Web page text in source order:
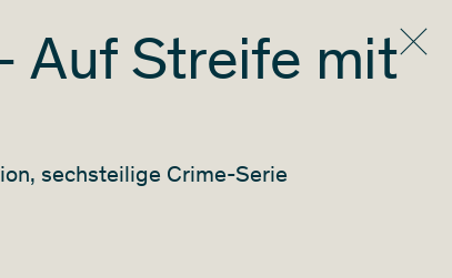
Auf Streife mit
sechsteilige Crime-Serie